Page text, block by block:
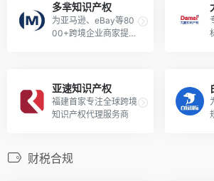
多芈知识产权
为亚马逊、eBay等80
00+跨境企业商家提供
亚速知识产权
福建首家专注全球跨境
知识产权代理服务商
财税合规